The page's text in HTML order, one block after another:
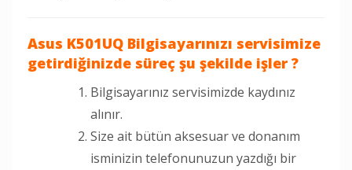
Asus K501UQ Bilgisayarınızı servisimize
getirdiğinizde süreç şu şekilde işler ?
Bilgisayarınız servisimizde kaydınız
alınır.
Size ait bütün aksesuar ve donanım
isminizin telefonunuzun yazdığı bir